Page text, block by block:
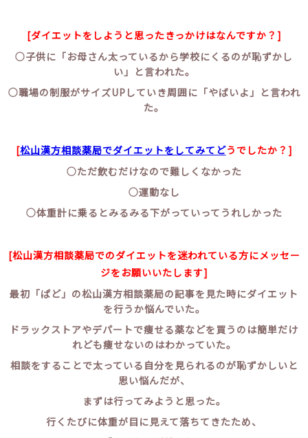
[ダイエットをしようと思ったきっかけはなんですか？]
○子供に「お母さん太っているから学校にくるのが恥ずかし
い」と言われた。
○職場の制服がサイズUPしていき周囲に「やばいよ」と言われ
た。
[松山漢方相談薬局でダイエットをしてみてどうでしたか？]
○ただ飲むだけなので難しくなかった
○運動なし
○体重計に乗るとみるみる下がっていってうれしかった
[松山漢方相談薬局でのダイエットを迷われている方にメッセー
ジをお願いいたします]
最初「ぱど」の松山漢方相談薬局の記事を見た時にダイエット
を行うか悩んでいた。
ドラックストアやデパートで痩せる薬などを買うのは簡単だけ
れども痩せないのはわかっていた。
相談をすることで太っている自分を見られるのが恥ずかしいと
思い悩んだが、
まずは行ってみようと思った。
行くたびに体重が目に見えて落ちてきたため、